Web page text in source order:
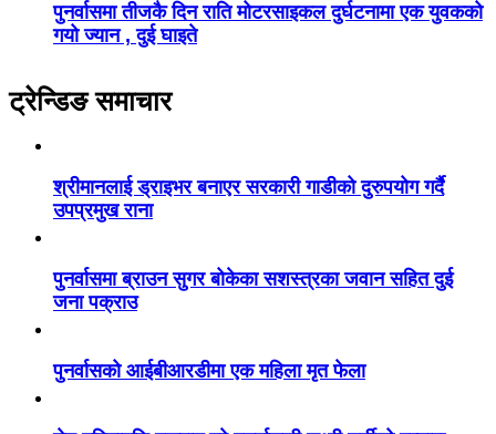
पुनर्वासमा तीजकै दिन राति मोटरसाइकल दुर्घटनामा एक युवकको
गयो ज्यान , दुई घाइते
ट्रेन्डिङ समाचार
श्रीमानलाई ड्राइभर बनाएर सरकारी गाडीको दुरुपयोग गर्दै
उपप्रमुख राना
पुनर्वासमा ब्राउन सुगर बोकेका सशस्त्रका जवान सहित दुई
जना पक्राउ
पुनर्वासको आईबीआरडीमा एक महिला मृत फेला